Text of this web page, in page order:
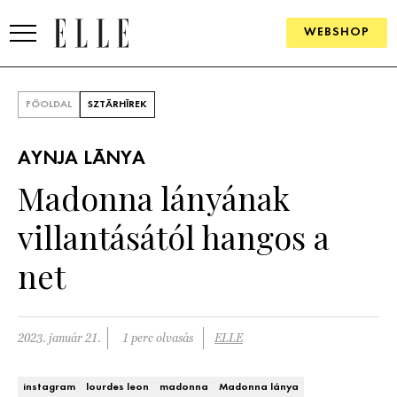
WEBSHOP
SZÉPSÉG
ÉLETMÓD
PÁRKAPCSOLAT
FŐOLDAL SZTÁRHÍREK
AYNJA LÁNYA
Madonna lányának
villantásától hangos a
net
2023. január 21. 1 perc olvasás ELLE
instagram lourdes leon madonna Madonna lánya